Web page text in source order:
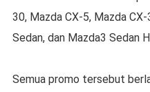
30, Mazda CX-5, Mazda
Sedan, dan Mazda3 Sedan
Semua promo tersebut